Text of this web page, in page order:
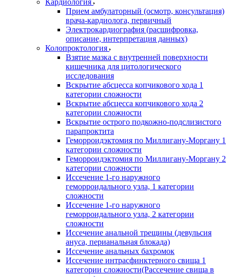
Кардиология
Прием амбулаторный (осмотр, консультация)
врача-кардиолога, первичный
Электрокардиография (расшифровка,
описание, интерпретация данных)
Колопроктология
Взятие мазка с внутренней поверхности
кишечника для цитологического
исследования
Вскрытие абсцесса копчикового хода 1
категории сложности
Вскрытие абсцесса копчикового хода 2
категории сложности
Вскрытие острого подкожно-подслизистого
парапроктита
Геморроидэктомия по Миллигану-Моргану 1
категории сложности
Геморроидэктомия по Миллигану-Моргану 2
категории сложности
Иссечение 1-го наружного
геморроидального узла, 1 категории
сложности
Иссечение 1-го наружного
геморроидального узла, 2 категории
сложности
Иссечение анальной трещины (девульсия
ануса, перианальная блокада)
Иссечение анальных бахромок
Иссечение интрасфинктерного свища 1
категории сложности(Рассечение свища в